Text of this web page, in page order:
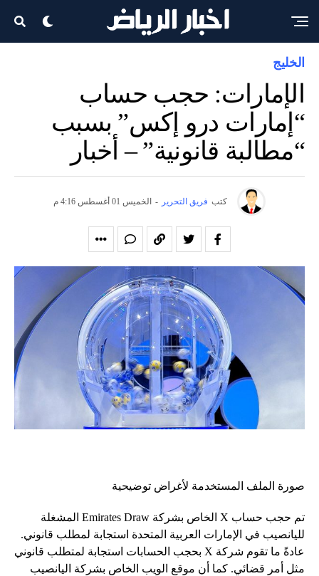
الخليج
الإمارات: حجب حساب
“إمارات درو إكس” بسبب
“مطالبة قانونية” – أخبار
كتب فريق التحرير - الخميس 01 أغسطس 4:16 م
صورة الملف المستخدمة لأغراض توضيحية
تم حجب حساب X الخاص بشركة Emirates Draw المشغلة
لليانصيب في الإمارات العربية المتحدة استجابة لمطلب قانوني.
عادةً ما تقوم شركة X بحجب الحسابات استجابة لمتطلب قانوني
مثل أمر قضائي. كما أن موقع الويب الخاص بشركة اليانصيب